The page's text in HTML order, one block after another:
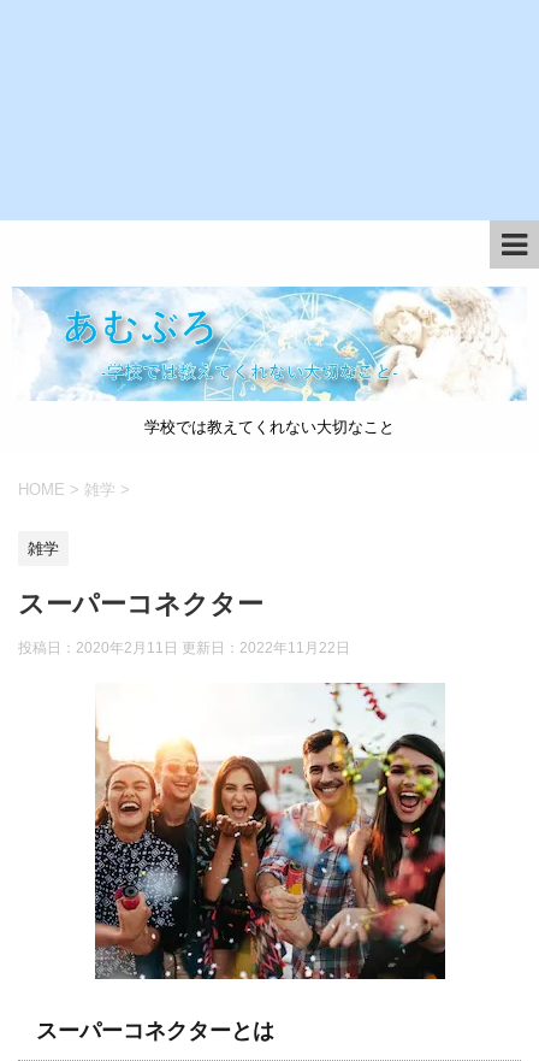
学校では教えてくれない大切なこと
HOME > 雑学 >
雑学
スーパーコネクター
投稿日：2020年2月11日 更新日： 2022年11月22日
スーパーコネクターとは